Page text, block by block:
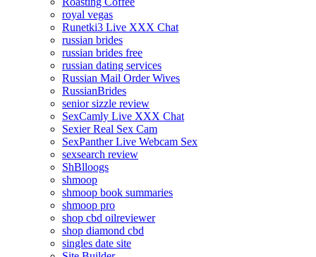
royal vegas
Runetki3 Live XXX Chat
russian brides
russian brides free
russian dating services
Russian Mail Order Wives
RussianBrides
senior sizzle review
SexCamly Live XXX Chat
Sexier Real Sex Cam
SexPanther Live Webcam Sex
sexsearch review
ShBlloogs
shmoop
shmoop book summaries
shmoop pro
shop cbd oilreviewer
shop diamond cbd
singles date site